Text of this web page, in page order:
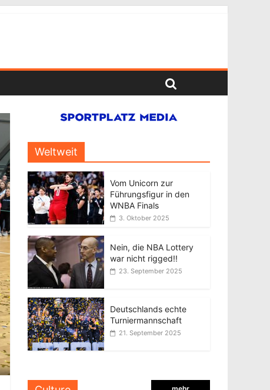
Weltweit
Vom Unicorn zur
Führungsfigur in den
WNBA Finals
3. Oktober 2025
Nein, die NBA Lottery
war nicht rigged!!
23. September 2025
Deutschlands echte
Turniermannschaft
21. September 2025